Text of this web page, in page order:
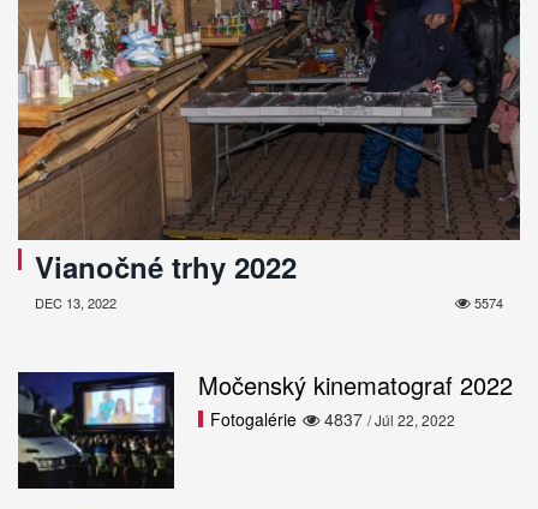
Vianočné trhy 2022
5574
DEC 13, 2022
Močenský kinematograf 2022
4837
Fotogalérie / Júl 22, 2022